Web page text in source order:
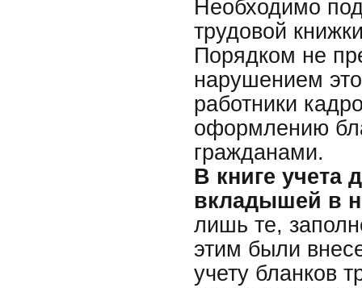
Необходимо
трудовой
Порядком не
нарушением
работники
оформлению
гражданами.
В книге учета
вкладышей в
лишь те,
этим были
учету бланков